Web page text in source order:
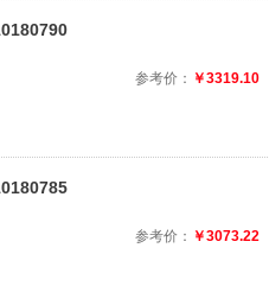
参考价： ￥3319.10
参考价： ￥3073.22